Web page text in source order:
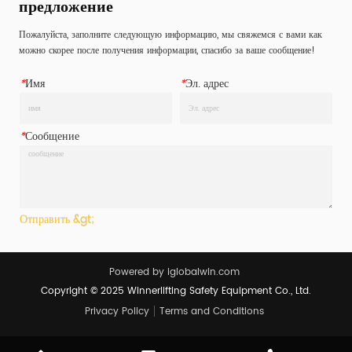
значение для крепления г...
предложение
Пожалуйста, заполните следующую информацию, мы свяжемся с вами как
можно скорее после получения информации, спасибо за ваше сообщение!
*Имя *Эл. адрес
*Сообщение
Отправить &gt;
Powered by iglobalwin.com
Copyright © 2025 Winnerlifting Safety Equipment Co., Ltd.
Privacy Policy
Terms and Conditions